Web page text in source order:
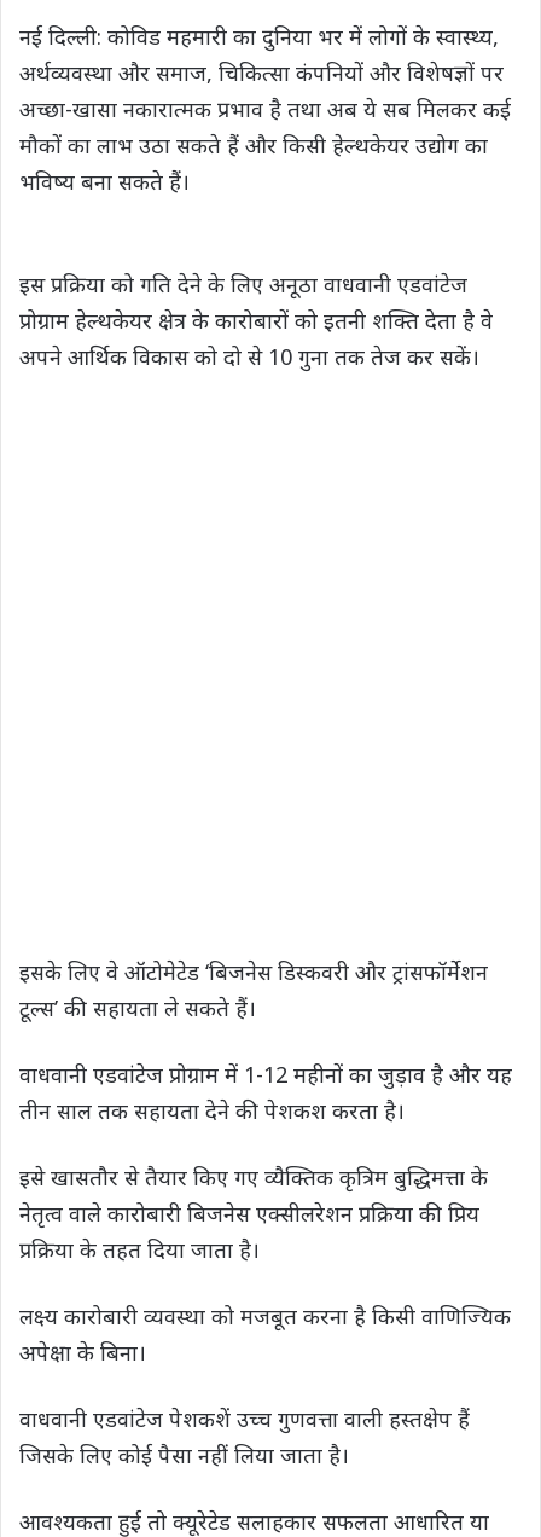
A
p
p
o
k
e
r
r
a
m
n
k
e
नई दिल्ली: कोविड महमारी का दुनिया भर में लोगों के स्वास्थ्य,
अर्थव्यवस्था और समाज, चिकित्सा कंपनियों और विशेषज्ञों पर
अच्छा-खासा नकारात्मक प्रभाव है तथा अब ये सब मिलकर कई
मौकों का लाभ उठा सकते हैं और किसी हेल्थकेयर उद्योग का
भविष्य बना सकते हैं।
इस प्रक्रिया को गति देने के लिए अनूठा वाधवानी एडवांटेज
प्रोग्राम हेल्थकेयर क्षेत्र के कारोबारों को इतनी शक्ति देता है वे
अपने आर्थिक विकास को दो से 10 गुना तक तेज कर सकें।
इसके लिए वे ऑटोमेटेड ‘बिजनेस डिस्कवरी और ट्रांसफॉर्मेशन
टूल्स’ की सहायता ले सकते हैं।
वाधवानी एडवांटेज प्रोग्राम में 1-12 महीनों का जुड़ाव है और यह
तीन साल तक सहायता देने की पेशकश करता है।
इसे खासतौर से तैयार किए गए व्यैक्तिक कृत्रिम बुद्धिमत्ता के
नेतृत्व वाले कारोबारी बिजनेस एक्सीलरेशन प्रक्रिया की प्रिय
प्रक्रिया के तहत दिया जाता है।
लक्ष्य कारोबारी व्यवस्था को मजबूत करना है किसी वाणिज्यिक
अपेक्षा के बिना।
वाधवानी एडवांटेज पेशकशें उच्च गुणवत्ता वाली हस्तक्षेप हैं
जिसके लिए कोई पैसा नहीं लिया जाता है।
आवश्यकता हुई तो क्यूरेटेड सलाहकार सफलता आधारित या